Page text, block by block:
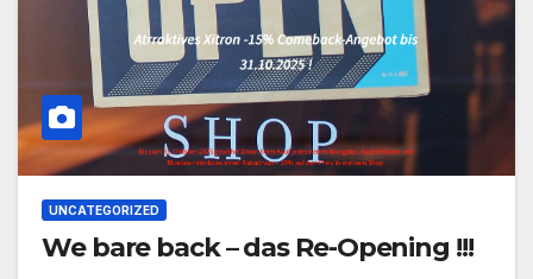
UNCATEGORIZED
We bare back – das Re-Opening !!!